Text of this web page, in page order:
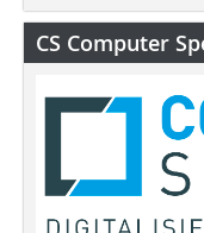
CS Computer